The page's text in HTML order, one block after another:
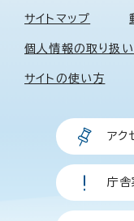
サイトマップ
個人情報の取り扱
サイトの使い方
アク
庁舎